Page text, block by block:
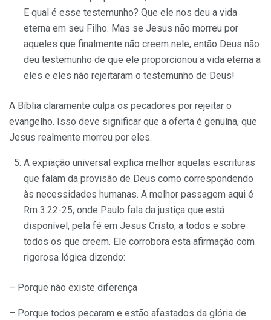
E qual é esse testemunho? Que ele nos deu a vida
eterna em seu Filho. Mas se Jesus não morreu por
aqueles que finalmente não creem nele, então Deus não
deu testemunho de que ele proporcionou a vida eterna a
eles e eles não rejeitaram o testemunho de Deus!
A Bíblia claramente culpa os pecadores por rejeitar o
evangelho. Isso deve significar que a oferta é genuína, que
Jesus realmente morreu por eles.
A expiação universal explica melhor aquelas escrituras
que falam da provisão de Deus como correspondendo
às necessidades humanas. A melhor passagem aqui é
Rm 3.22-25, onde Paulo fala da justiça que está
disponível, pela fé em Jesus Cristo, a todos e sobre
todos os que creem. Ele corrobora esta afirmação com
rigorosa lógica dizendo:
– Porque não existe diferença
– Porque todos pecaram e estão afastados da glória de